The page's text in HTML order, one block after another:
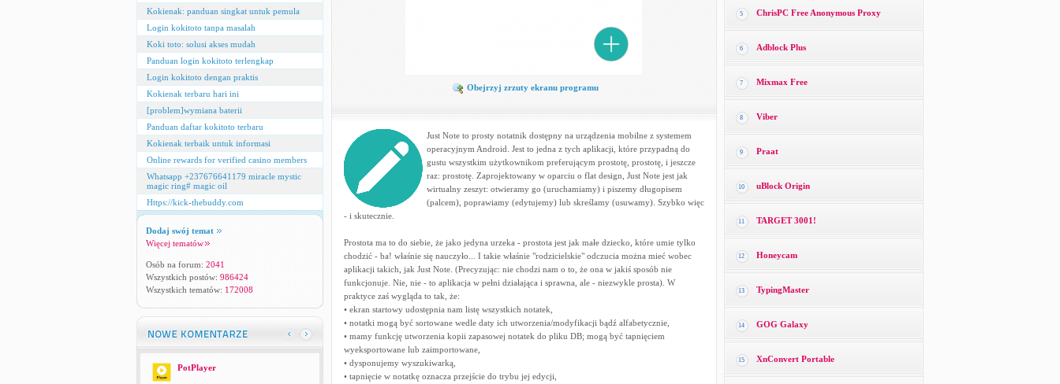
Kokienak: panduan singkat untuk pemula
Login kokitoto tanpa masalah
Koki toto: solusi akses mudah
Panduan login kokitoto terlengkap
Login kokitoto dengan praktis
Kokienak terbaru hari ini
[problem]wymiana baterii
Panduan daftar kokitoto terbaru
Kokienak terbaik untuk informasi
Online rewards for verified casino members
Whatsapp +237676641179 miracle mystic
magic ring# magic oil
Https://kick-thebuddy.com
Dodaj swój temat
Więcej tematów
Osób na forum: 2041
Wszystkich postów: 986424
Wszystkich tematów: 172008
PotPlayer
Obejrzyj zrzuty ekranu programu
Just Note to prosty notatnik dostępny na urządzenia mobilne z systemem
operacyjnym Android. Jest to jedna z tych aplikacji, które przypadną do
gustu wszystkim użytkownikom preferującym prostotę, prostotę, i jeszcze
raz: prostotę. Zaprojektowany w oparciu o flat design, Just Note jest jak
wirtualny zeszyt: otwieramy go (uruchamiamy) i piszemy długopisem
(palcem), poprawiamy (edytujemy) lub skreślamy (usuwamy). Szybko więc
- i skutecznie.
Prostota ma to do siebie, że jako jedyna urzeka - prostota jest jak małe dziecko, które umie tylko
chodzić - ba! właśnie się nauczyło... I takie właśnie "rodzicielskie" odczucia można mieć wobec
aplikacji takich, jak Just Note. (Precyzując: nie chodzi nam o to, że ona w jakiś sposób nie
funkcjonuje. Nie, nie - to aplikacja w pełni działająca i sprawna, ale - niezwykle prosta). W
praktyce zaś wygląda to tak, że:
• ekran startowy udostępnia nam listę wszystkich notatek,
• notatki mogą być sortowane wedle daty ich utworzenia/modyfikacji bądź alfabetycznie,
• mamy funkcję utworzenia kopii zapasowej notatek do pliku DB; mogą być tapnięciem
wyeksportowane lub zaimportowane,
• dysponujemy wyszukiwarką,
• tapnięcie w notatkę oznacza przejście do trybu jej edycji,
5 ChrisPC Free Anonymous Proxy
6 Adblock Plus
7 Mixmax Free
8 Viber
9 Praat
10 uBlock Origin
11 TARGET 3001!
12 Honeycam
13 TypingMaster
14 GOG Galaxy
15 XnConvert Portable